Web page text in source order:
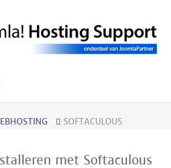
SOFTACULOUS
met Softaculous